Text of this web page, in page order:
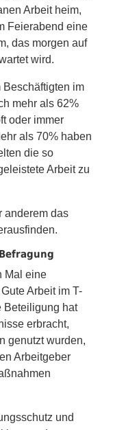
Arbeit heim,
Feierabend eine
das morgen auf
wird.
Beschäftigten im
mehr als 62%
oder immer
als 70% haben
die so
Arbeit zu
anderem das
Mal eine
Arbeit im T-
Beteiligung hat
erbracht,
genutzt wurden,
Arbeitgeber
und